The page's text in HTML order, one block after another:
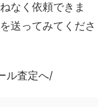
なく依頼できま
送ってみてくださ
ル査定へ/